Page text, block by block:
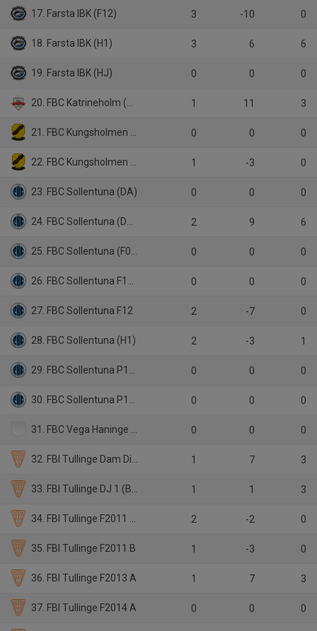
17. Farsta IBK (F12) 3 -10 0
18. Farsta IBK (H1) 3 6 6
19. Farsta IBK (HJ) 0 0 0
20. FBC Katrineholm (DA) 1 11 3
21. FBC Kungsholmen Dam A 0 0 0
22. FBC Kungsholmen DJ 1 -3 0
23. FBC Sollentuna (DA) 0 0 0
24. FBC Sollentuna (DJ2) 2 9 6
25. FBC Sollentuna (F09/10) 0 0 0
26. FBC Sollentuna F11/12 Syd 0 0 0
27. FBC Sollentuna F12 2 -7 0
28. FBC Sollentuna (H1) 2 -3 1
29. FBC Sollentuna P12 Syd 0 0 0
30. FBC Sollentuna P12/13 Nord 0 0 0
31. FBC Vega Haninge (H5) 0 0 0
32. FBI Tullinge Dam Div 1 (BIS) 1 7 3
33. FBI Tullinge DJ 1 (BIS, JAS) 1 1 3
34. FBI Tullinge F2011 A (BIS) 2 -2 0
35. FBI Tullinge F2011 B 1 -3 0
36. FBI Tullinge F2013 A 1 7 3
37. FBI Tullinge F2014 A 0 0 0